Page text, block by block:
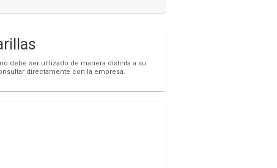
debe ser utilizado de manera distinta a su
directamente con la empresa.